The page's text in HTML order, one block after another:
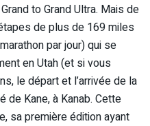
to Grand Ultra. Mais de
de plus de 169 miles
par jour) qui se
en Utah (et si vous
le départ et l’arrivée de la
Kane, à Kanab. Cette
sa première édition ayant